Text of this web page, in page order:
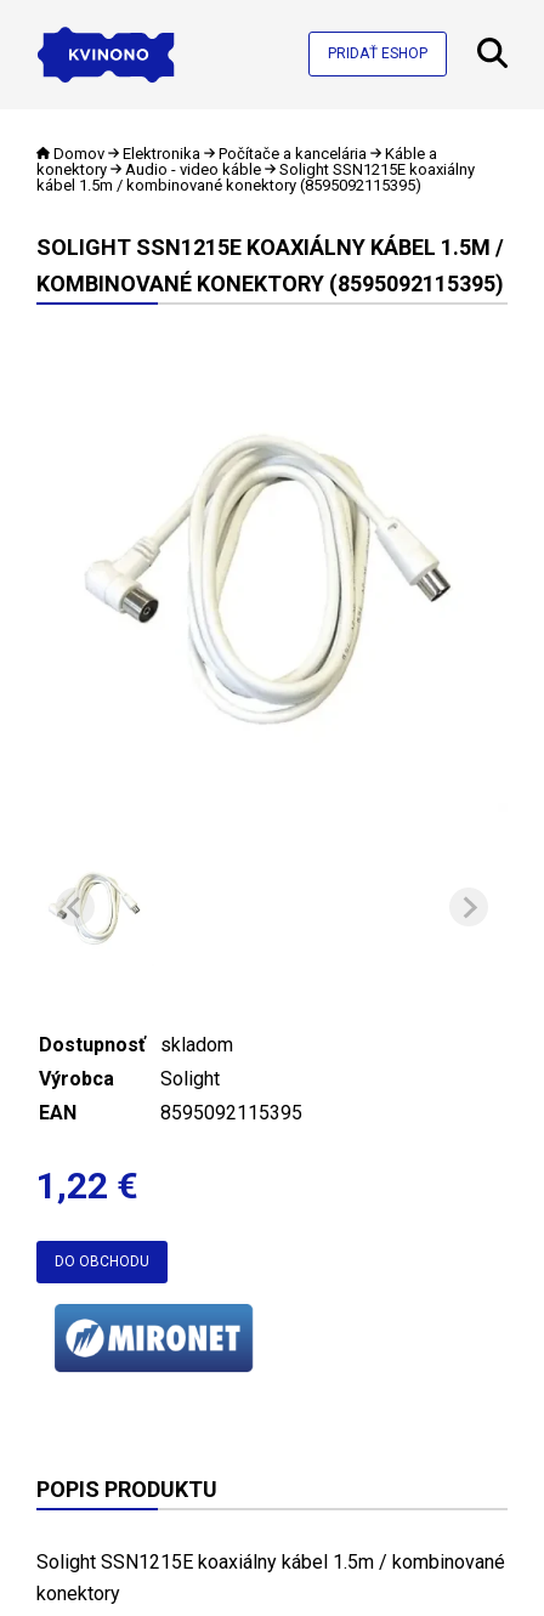
PRIDAŤ ESHOP
Domov Elektronika Počítače a kancelária
Káble a
konektory
Audio - video káble
Solight SSN1215E koaxiálny
kábel 1.5m / kombinované konektory (8595092115395)
SOLIGHT SSN1215E KOAXIÁLNY KÁBEL 1.5M /
KOMBINOVANÉ KONEKTORY (8595092115395)
Dostupnosť
skladom
Výrobca
Solight
EAN
8595092115395
1,22 €
DO OBCHODU
POPIS PRODUKTU
Solight SSN1215E koaxiálny kábel 1.5m / kombinované
konektory